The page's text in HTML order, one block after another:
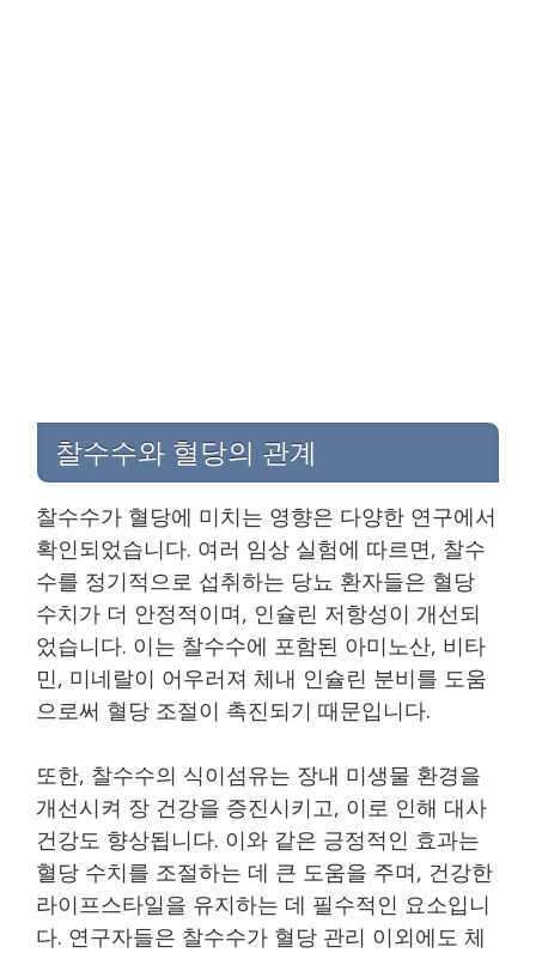
찰수수와 혈당의 관계
찰수수가 혈당에 미치는 영향은 다양한 연구에서
확인되었습니다. 여러 임상 실험에 따르면, 찰수
수를 정기적으로 섭취하는 당뇨 환자들은 혈당
수치가 더 안정적이며, 인슐린 저항성이 개선되
었습니다. 이는 찰수수에 포함된 아미노산, 비타
민, 미네랄이 어우러져 체내 인슐린 분비를 도움
으로써 혈당 조절이 촉진되기 때문입니다.
또한, 찰수수의 식이섬유는 장내 미생물 환경을
개선시켜 장 건강을 증진시키고, 이로 인해 대사
건강도 향상됩니다. 이와 같은 긍정적인 효과는
혈당 수치를 조절하는 데 큰 도움을 주며, 건강한
라이프스타일을 유지하는 데 필수적인 요소입니
다. 연구자들은 찰수수가 혈당 관리 이외에도 체